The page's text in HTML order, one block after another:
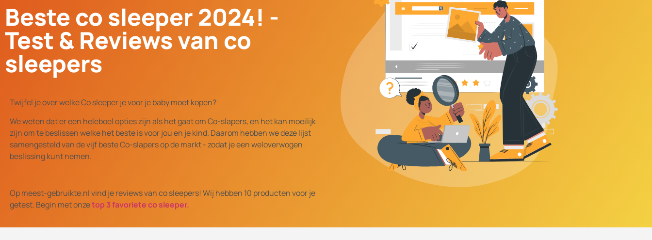
Beste co sleeper 2024! -
Test & Reviews van co
sleepers
Twijfel je over welke Co sleeper je voor je baby moet kopen?
We weten dat er een heleboel opties zijn als het gaat om Co-slapers, en het kan moeilijk
zijn om te beslissen welke het beste is voor jou en je kind. Daarom hebben we deze lijst
samengesteld van de vijf beste Co-slapers op de markt - zodat je een weloverwogen
beslissing kunt nemen.
Op meest-gebruikte.nl vind je reviews van co sleepers! Wij hebben 10 producten voor je
getest. Begin met onzetop 3 favoriete co sleeper.